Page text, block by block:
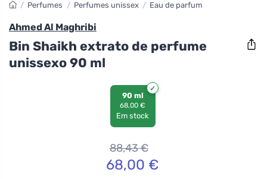
/ Perfumes / Perfumes unissex / Eau de parfum
Ahmed Al Maghribi
Bin Shaikh extrato de perfume
unissexo 90 ml
90 ml
68,00 €
Em stock
88,43€
68,00 €